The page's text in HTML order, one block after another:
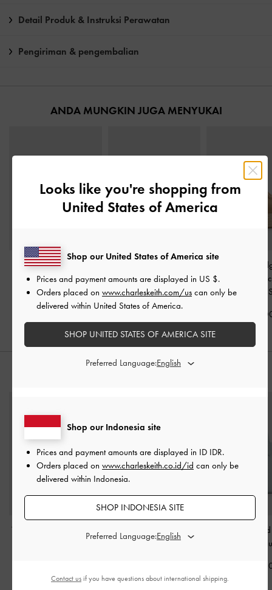
Detail Produk & Instruksi Perawatan
Pengiriman & pengembalian
ANDA MUNGKIN JUGA MENYUKAI
Sepatu Wedges
Crossover Espadrille-
Sand
Espadrille Woven-Sand
IDR1,199,000
Sepatu
Espadrille
Faux Suede
Tas Bahu Pleated Clarice
Tas Bucket Belted Beryl
Pale Olive
Tas Bucket
Sea Salt
Looks like you're shopping from
United States of America
Shop our Indonesia site
Prices and payment amounts are displayed in ID IDR.
Orders placed on www.charleskeith.co.id/id can only be
delivered within Indonesia.
SHOP INDONESIA SITE
Preferred Language:
Shop our United States of America site
Prices and payment amounts are displayed in US $.
Orders placed on www.charleskeith.com/us can only be
delivered within United States of America.
SHOP UNITED STATES OF AMERICA SITE
Preferred Language:
Contact us if you have questions about international shipping.